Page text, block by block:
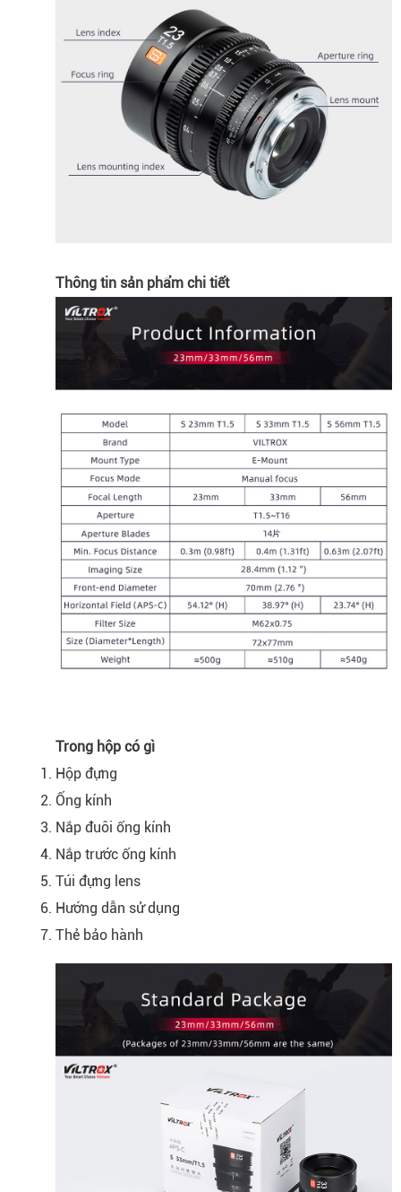
Thông tin sản phẩm chi tiết
Trong hộp có gì
Hộp đựng
Ống kính
Nắp đuôi ống kính
Nắp trước ống kính
Túi đựng lens
Hướng dẫn sử dụng
Thẻ bảo hành